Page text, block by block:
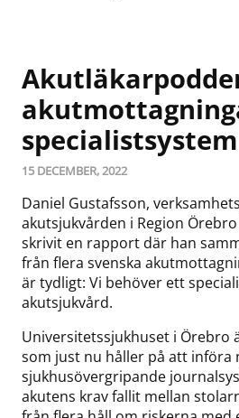
specialistsystem
15 DECEMBER, 2022
Daniel Gustafsson,
akutsjukvården i Region
skrivit en rapport där han
från flera svenska
är tydligt: Vi behöver ett
akutsjukvård.
Universitetssjukhuset i Örebro
som just nu håller på att införa
sjukhusövergripande
akutens krav fallit mellan